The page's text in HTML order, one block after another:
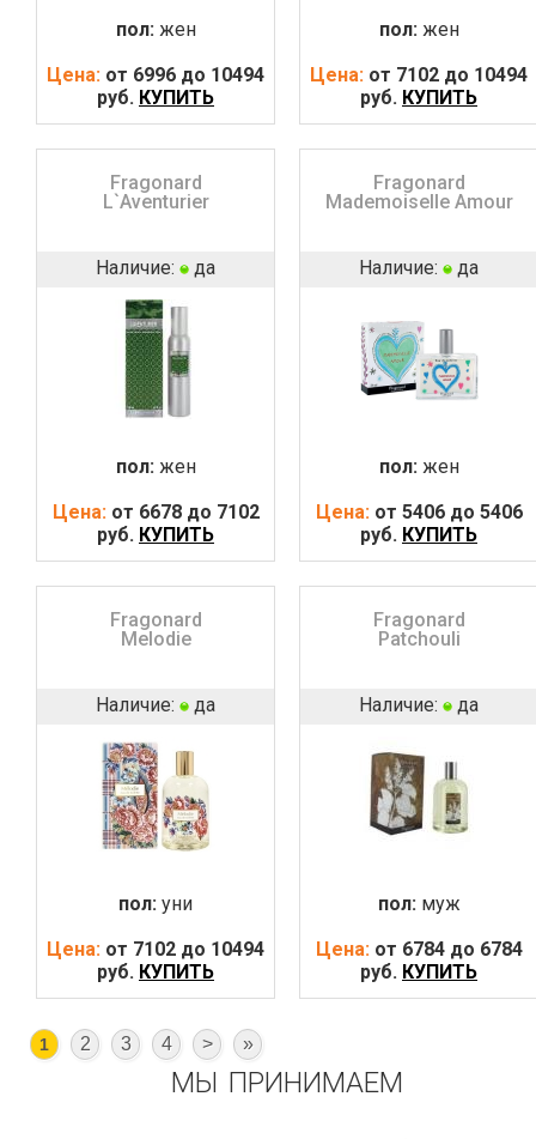
пол: жен
Цена: от 6996 до 10494
руб. КУПИТЬ
пол: жен
Цена: от 7102 до 10494
руб. КУПИТЬ
Fragonard
L`Aventurier
Наличие: да
пол: жен
Цена: от 6678 до 7102
руб. КУПИТЬ
Fragonard
Mademoiselle Amour
Наличие: да
пол: жен
Цена: от 5406 до 5406
руб. КУПИТЬ
Fragonard
Melodie
Наличие: да
пол: уни
Цена: от 7102 до 10494
руб. КУПИТЬ
Fragonard
Patchouli
Наличие: да
пол: муж
Цена: от 6784 до 6784
руб. КУПИТЬ
1 2 3 4 > »
МЫ ПРИНИМАЕМ